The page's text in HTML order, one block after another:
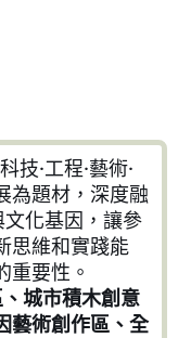
·工程·藝術·
為題材，深度融
化基因，讓參
思維和實踐能
重要性。
城市積木創意
藝術創作區、全